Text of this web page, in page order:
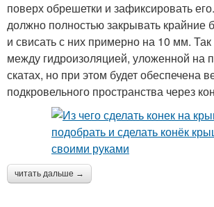
поверх обрешетки и зафиксировать
должно полностью закрывать крайние
и свисать с них примерно на 10 мм.
между гидроизоляцией, уложенной на
скатах, но при этом будет обеспечена
подкровельного пространства через
читать дальше →